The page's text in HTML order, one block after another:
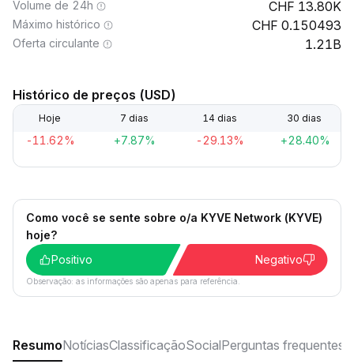
Volume de 24h 13.80K
Máximo histórico 0.150493
Oferta circulante 1.21B
Histórico de preços (USD)
Hoje 7 dias 14 dias 30 dias
-11.62% +7.87% -29.13% +28.40%
Como você se sente sobre o/a KYVE Network (KYVE)
hoje?
Positivo
Negativo
Observação: as informações são apenas para referência.
ResumoNotíciasClassificaçãoSocialPerguntas frequentes